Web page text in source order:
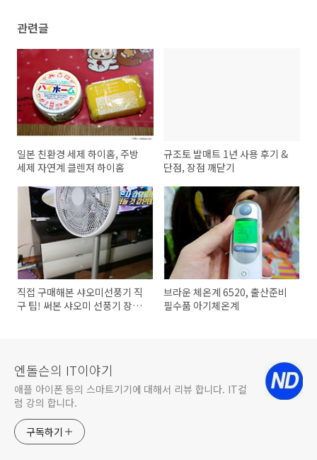
관련글
일본 친환경 세제 하이홈, 주방
세제 자연계 클렌져 하이홈
규조토 발매트 1년 사용 후기 &
단점, 장점 깨닫기
직접 구매해본 샤오미선풍기 직
구 팁! 써본 샤오미 선풍기 장점
브라운 체온계 6520, 출산준비
필수품 아기체온계
엔돌슨의 IT이야기
애플 아이폰 등의 스마트기기에 대해서 리뷰 합니다. IT컬
럼 강의 합니다.
구독하기